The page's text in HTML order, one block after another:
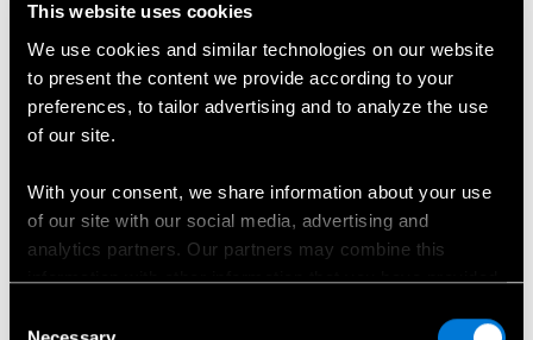
This website uses cookies
We use cookies and similar technologies on our website
to present the content we provide according to your
preferences, to tailor advertising and to analyze the use
of our site.
With your consent, we share information about your use
of our site with our social media, advertising and
analytics partners. Our partners may combine this
information with other information that you have provided
their services.
Kaip pasinaudoti „Mobilo“
paslauga?
Paskambinkite
arba naudodami telefono įrašą adresų knygoje,
arbapasinaudodami aplikacija MBUX